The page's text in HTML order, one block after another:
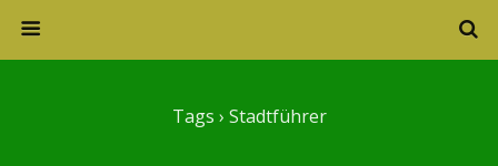
Tags › Stadtführer